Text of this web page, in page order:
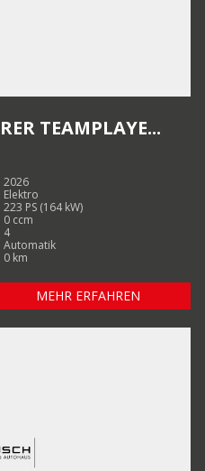
TEAMPLAYE...
2026
Elektro
223 PS (164 kW)
0 ccm
4
Automatik
0 km
MEHR ERFAHREN